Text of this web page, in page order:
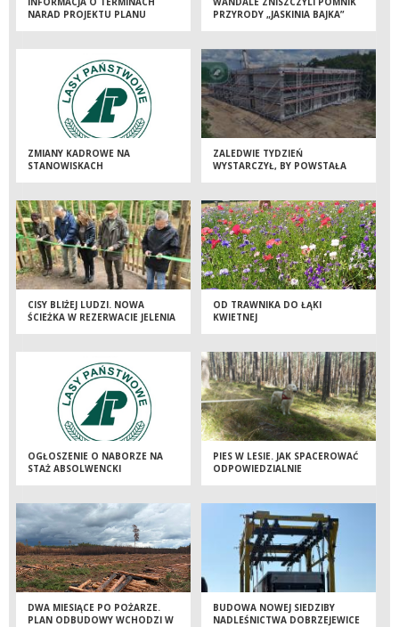
NARAD PROJEKTU PLANU
PRZYRODY „JASKINIA BAJKA”
ZMIANY KADROWE NA
STANOWISKACH
ZALEDWIE TYDZIEŃ
WYSTARCZYŁ, BY POWSTAŁA
CISY BLIŻEJ LUDZI. NOWA
ŚCIEŻKA W REZERWACIE JELENIA
OD TRAWNIKA DO ŁĄKI
KWIETNEJ
OGŁOSZENIE O NABORZE NA
STAŻ ABSOLWENCKI
PIES W LESIE. JAK SPACEROWAĆ
ODPOWIEDZIALNIE
DWA MIESIĄCE PO POŻARZE.
PLAN ODBUDOWY WCHODZI W
BUDOWA NOWEJ SIEDZIBY
NADLEŚNICTWA DOBRZEJEWICE